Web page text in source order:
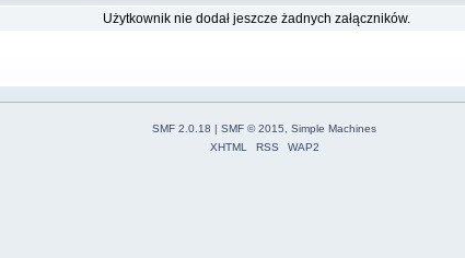
Użytkownik nie dodał jeszcze żadnych załączników.
SMF 2.0.18 | SMF © 2015
Simple Machines
XHTML
RSS WAP2